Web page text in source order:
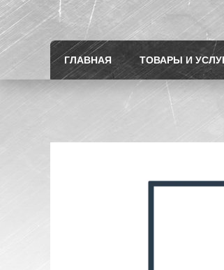
ГЛАВНАЯ ТОВАРЫ И